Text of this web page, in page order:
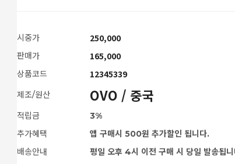
시중가 250,000
판매가 165,000
상품코드 12345339
제조/원산 OVO / 중국
적립금
3%
추가혜택
앱 구매시 500원 추가할인 됩니다.
배송안내
평일 오후 4시 이전 구매 시 당일 발송됩